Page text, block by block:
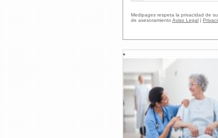
Medipages respeta la privacidad de
de asesoramiento Aviso Legal |